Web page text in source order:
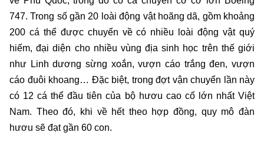
747. Trong số gần 20 loài động vật hoãng dã, gồm khoảng
200 cá thể được chuyển về có nhiều loài động vật quý
hiếm, đại diện cho nhiều vùng địa sinh học trên thế giới
như Linh dương sừng xoắn, vượn cáo trắng đen, vượn
cáo đuôi khoang… Đặc biệt, trong đợt vận chuyển lần này
có 12 cá thể đầu tiên của bộ hươu cao cổ lớn nhất Việt
Nam. Theo đó, khi về hết theo hợp đồng, quy mô đàn
hươu sẽ đạt gần 60 con.